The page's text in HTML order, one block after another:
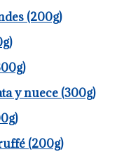
(200g)
y nuece (300g)
(200g)